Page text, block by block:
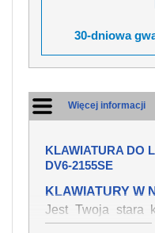
30-dniowa
Więcej informacji
KLAWIATURA DO
DV6-2155SE
KLAWIATURY W
Jest Twoja stara
HP Pavilion dv6-